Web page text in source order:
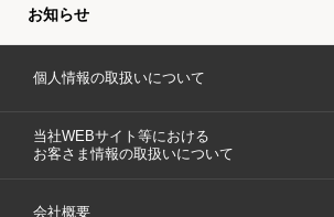
お知らせ
個人情報の取扱いについて
当社WEBサイト等における
お客さま情報の取扱いについて
会社概要